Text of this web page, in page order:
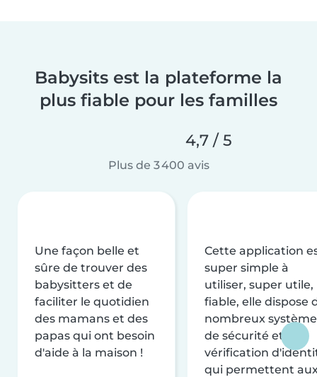
Babysits est la plateforme la
plus fiable pour les familles
4,7 / 5
Plus de 3 400 avis
Une façon belle et
sûre de trouver des
babysitters et de
faciliter le quotidien
des mamans et des
papas qui ont besoin
d'aide à la maison !
Cette application
super simple à
utiliser, super utile,
fiable, elle dispose
nombreux
de sécurité et de
vérification
qui permettent